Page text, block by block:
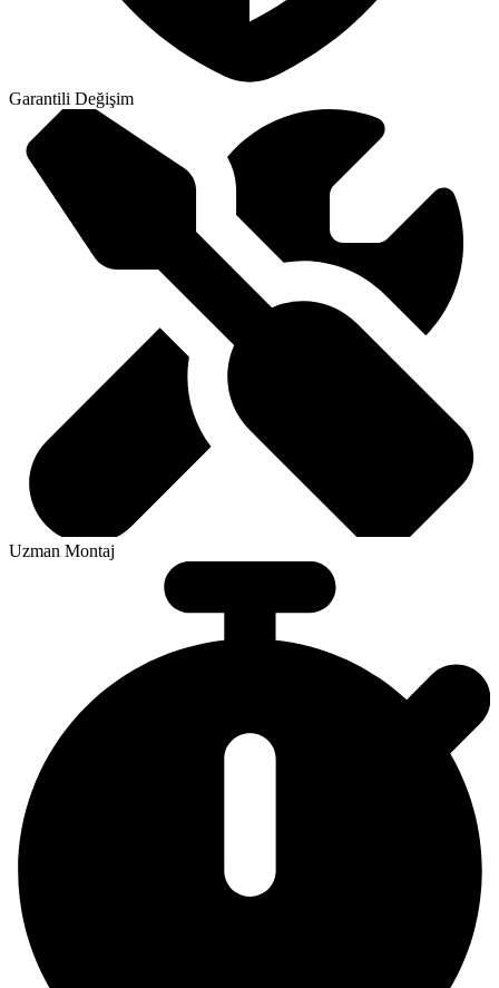
Garantili Değişim
Uzman Montaj